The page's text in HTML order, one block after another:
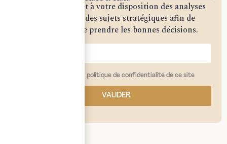
Notre cabinet met à votre disposition des analyses
approfondies sur des sujets stratégiques afin de
vous permettre de prendre les bonnes décisions.
j'ai lu et j'accepte la politique de confidentialité de ce site
VALIDER